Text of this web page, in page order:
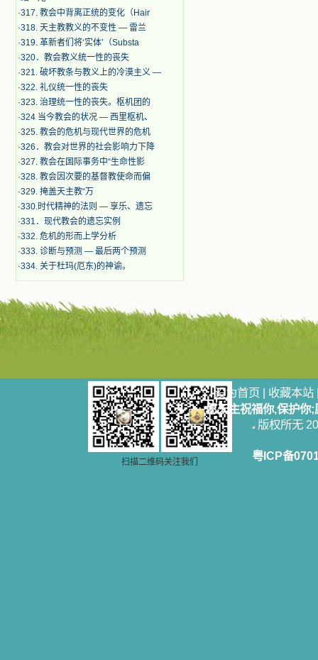
·317. 教会中背离正统的变化（Hair
·318. 天主教教义的不变性 — 雷兰
·319. 革新者们将‘实体’（Substa
·320．教会教义统一性的丧失
·321. 破坏教条与教义上的冷漠主义 —
·322. 礼仪统一性的丧失
·323. 治理统一性的丧失。枢机团的
·324 当今教会的状况 — 西里枢机、
·325. 教会的危机与现代世界的危机
·326．教会对世界的社会影响力下降
·327. 教会在国际事务中“生命性影
·328. 教会因次要的基督教使命而偏
·329. 掩盖天主教“万
·330.时代精神的法则 — 享乐、遗忘
·331．现代教会的遗忘实例
·332. 危机的形而上学分析
·333. 诊断与预测 — 最后两个预测
·334. 关于杜玛(厄东)的神谕。
扫描二维码关注我们
设为首页 | 收藏本站
愿天主祝福你,保护你
版权所无
粤ICP备